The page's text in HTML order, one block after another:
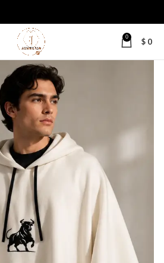
0 $ 0